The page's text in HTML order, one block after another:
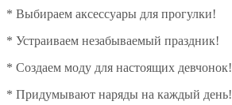
* Выбираем аксессуары для прогулки!
* Устраиваем незабываемый праздник!
* Создаем моду для настоящих девчонок!
* Придумывают наряды на каждый день!